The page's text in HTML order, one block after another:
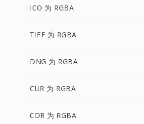
ICO 为 RGBA
TIFF 为 RGBA
DNG 为 RGBA
CUR 为 RGBA
CDR 为 RGBA